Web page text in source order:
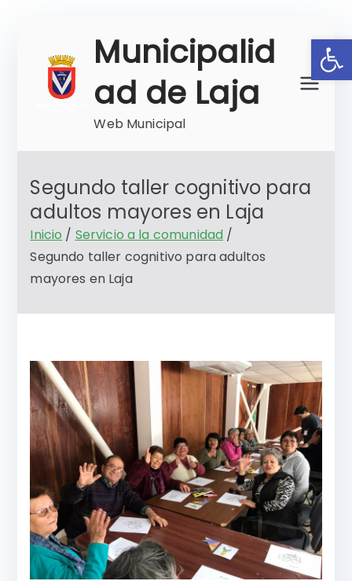
contenido
Municipalid
ad de Laja
Web Municipal
Segundo taller cognitivo para
adultos mayores en Laja
Inicio
Servicio a la comunidad
Segundo taller cognitivo para adultos
mayores en Laja